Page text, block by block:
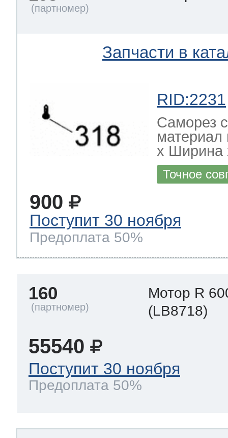
Запчасти в
RID:2231
Саморез
х Ширина
Точное
900
Поступит 30 ноября
Предоплата 50%
160
Мотор R
(LB8718)
55540
Поступит 30 ноября
Предоплата 50%